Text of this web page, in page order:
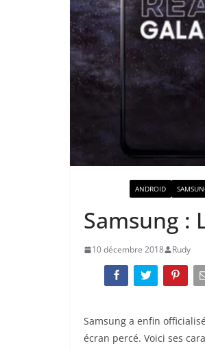
ANDROID
Samsung :
10 décembre 2018 Rudy
Samsung a enfin
écran percé. Voici ses